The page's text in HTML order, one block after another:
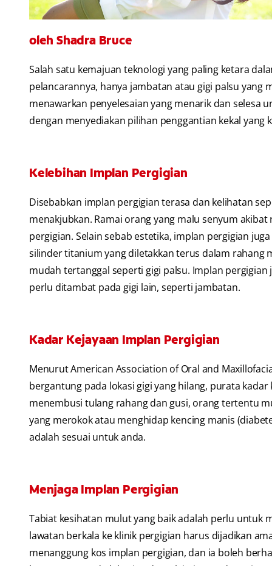
oleh Shadra Bruce
Salah satu kemajuan teknologi yang paling ketara
pelancarannya, hanya jambatan atau gigi palsu yang
menawarkan penyelesaian yang menarik dan selesa
dengan menyediakan pilihan penggantian kekal yang
Kelebihan Implan Pergigian
Disebabkan implan pergigian terasa dan kelihatan
menakjubkan. Ramai orang yang malu senyum
pergigian. Selain sebab estetika, implan pergigian
silinder titanium yang diletakkan terus dalam rahang
mudah tertanggal seperti gigi palsu. Implan
perlu ditambat pada gigi lain, seperti jambatan.
Kadar Kejayaan Implan Pergigian
Menurut American Association of Oral and
bergantung pada lokasi gigi yang hilang, purata
menembusi tulang rahang dan gusi, orang tertentu
yang merokok atau menghidap kencing manis
adalah sesuai untuk anda.
Menjaga Implan Pergigian
Tabiat kesihatan mulut yang baik adalah perlu untuk
lawatan berkala ke klinik pergigian harus dijadikan
menanggung kos implan pergigian, dan ia boleh